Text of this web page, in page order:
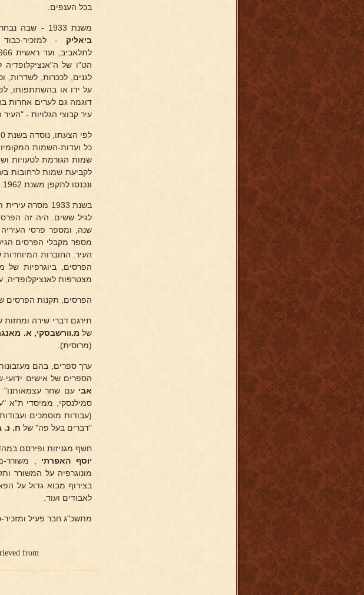
בכל הענפים.
משנת 1933 - שבה נבחר על פי הצעת
ביאליק - למזכיר-
לגנים, לככרות, לשדרות,
דוגמה גם לערים אחרות
עיר קבוצי הגלויות -
כל ועדות-השמות
שמות הגורמת לטעויות
לקביעת שמות לרחובות
ונכנסו לתקפן משנת 1962.
בשנת 1933
לגיל ששים. היה זה הפרס
העיר. החוברות
הפרסים, ביוגרפיות של
מצטרפות
הפרסים, תקנות הפרסים
תירגם דברי שירה
של מ.וורשבסקי, א.
(מרוסית).
ערך ספרים, בהם
הספרים של אישים
אביעם שחר עצמאותנו"
סמילנסקי, ממיסדי ת"א
(עבודות מוסמכים
"דברים בעל פה" של ח. נ.
חשף מגניזות ופירסם
יוסף האפרתי , משורר-
בצירוף מבוא גדול על
לאבודים ועוד.
מתשכ"ג חבר פעיל
from